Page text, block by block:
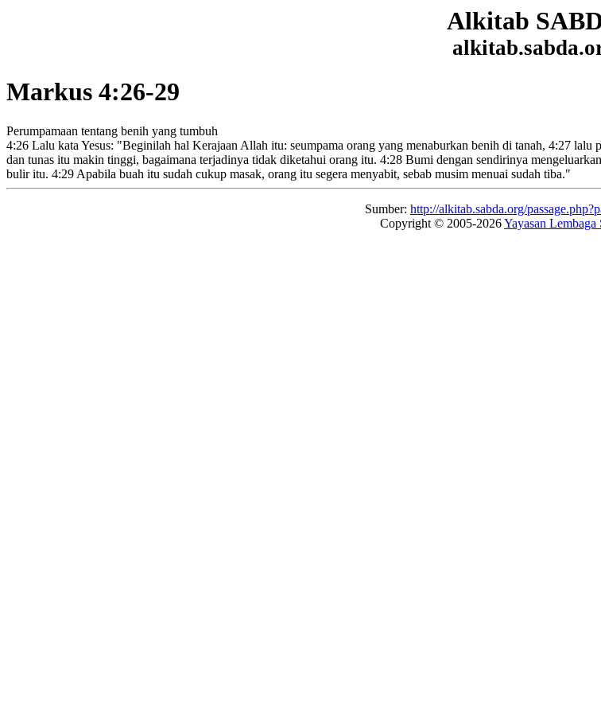
Alkitab
Markus 4:26-29
Perumpamaan tentang benih yang tumbuh
4:26 Lalu kata Yesus: "Beginilah hal Kerajaan Allah itu: seumpama orang yang menaburkan benih di tanah, 4:27 lalu
dan tunas itu makin tinggi, bagaimana terjadinya tidak diketahui orang itu. 4:28 Bumi dengan sendirinya
bulir itu. 4:29 Apabila buah itu sudah cukup masak, orang itu segera menyabit, sebab musim menuai sudah tiba."
Sumber: http://alkitab.sabda.org/
Copyright © 2005-2026Yayasan